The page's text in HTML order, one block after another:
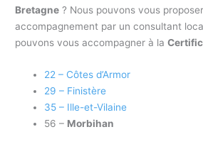
Bretagne ? Nous pouvons vous
accompagnement par un consultant
pouvons vous accompagner à la
22 – Côtes d’Armor
29 – Finistère
35 – Ille-et-Vilaine
56 – Morbihan